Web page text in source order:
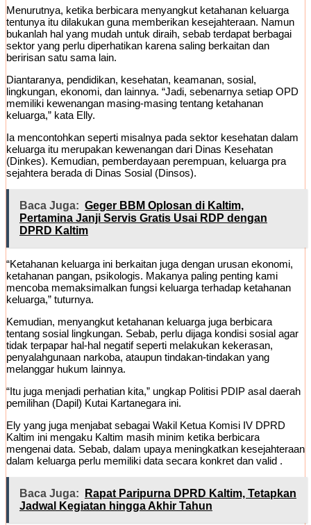
Menurutnya, ketika berbicara menyangkut ketahanan keluarga
tentunya itu dilakukan guna memberikan kesejahteraan. Namun
bukanlah hal yang mudah untuk diraih, sebab terdapat berbagai
sektor yang perlu diperhatikan karena saling berkaitan dan
beririsan satu sama lain.
Diantaranya, pendidikan, kesehatan, keamanan, sosial,
lingkungan, ekonomi, dan lainnya. “Jadi, sebenarnya setiap OPD
memiliki kewenangan masing-masing tentang ketahanan
keluarga,” kata Elly.
Ia mencontohkan seperti misalnya pada sektor kesehatan dalam
keluarga itu merupakan kewenangan dari Dinas Kesehatan
(Dinkes). Kemudian, pemberdayaan perempuan, keluarga pra
sejahtera berada di Dinas Sosial (Dinsos).
Baca Juga: Geger BBM Oplosan di Kaltim,
Pertamina Janji Servis Gratis Usai RDP dengan
DPRD Kaltim
“Ketahanan keluarga ini berkaitan juga dengan urusan ekonomi,
ketahanan pangan, psikologis. Makanya paling penting kami
mencoba memaksimalkan fungsi keluarga terhadap ketahanan
keluarga,” tuturnya.
Kemudian, menyangkut ketahanan keluarga juga berbicara
tentang sosial lingkungan. Sebab, perlu dijaga kondisi sosial agar
tidak terpapar hal-hal negatif seperti melakukan kekerasan,
penyalahgunaan narkoba, ataupun tindakan-tindakan yang
melanggar hukum lainnya.
“Itu juga menjadi perhatian kita,” ungkap Politisi PDIP asal daerah
pemilihan (Dapil) Kutai Kartanegara ini.
Ely yang juga menjabat sebagai Wakil Ketua Komisi IV DPRD
Kaltim ini mengaku Kaltim masih minim ketika berbicara
mengenai data. Sebab, dalam upaya meningkatkan kesejahteraan
dalam keluarga perlu memiliki data secara konkret dan valid .
Baca Juga:
Rapat Paripurna DPRD Kaltim, Tetapkan
Jadwal Kegiatan hingga Akhir Tahun